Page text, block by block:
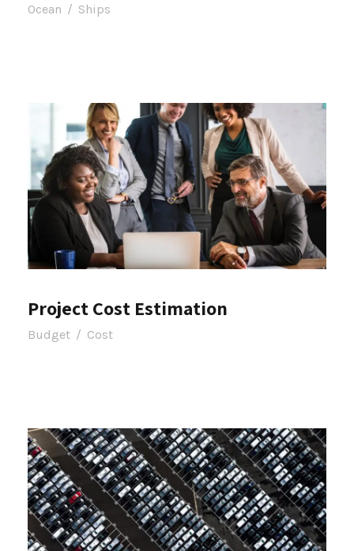
Ocean / Ships
Project Cost Estimation
Budget / Cost